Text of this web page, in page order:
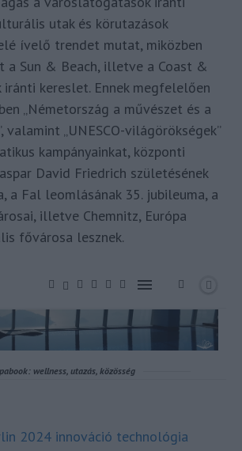
utak és körutazások
ívelő trendet mutat, miközben
a Sun & Beach, illetve a Coast &
iránti kereslet. Ennek megfelelően
„Németország a művészet és a
valamint „UNESCO-világörökségek”
kampányainkat, központi
David Friedrich születésének
a Fal leomlásának 35. jubileuma, a
illetve Chemnitz, Európa
fővárosa lesznek.